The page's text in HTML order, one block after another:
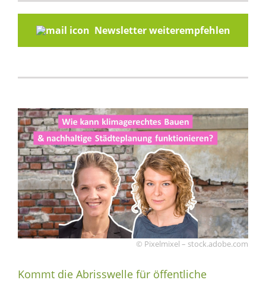
Newsletter weiterempfehlen
© Pixelmixel – stock.adobe.com
Kommt die Abrisswelle für öffentliche